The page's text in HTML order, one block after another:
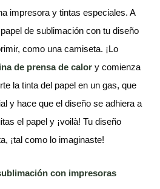
impresora y tintas especiales. A
de sublimación con tu diseño
como una camiseta. ¡Lo
de prensa de calor y comienza
la tinta del papel en un gas, que
y hace que el diseño se adhiera a
el papel y ¡voilà! Tu diseño
¡tal como lo imaginaste!
con impresoras